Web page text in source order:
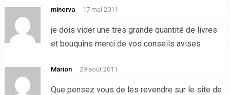
minerva 17 mai 2011
je dois vider une tres grande quantité de livres
et bouquins merci de vos conseils avises
Marion 29 août 2011
Que pensez vous de les revendre sur le site de